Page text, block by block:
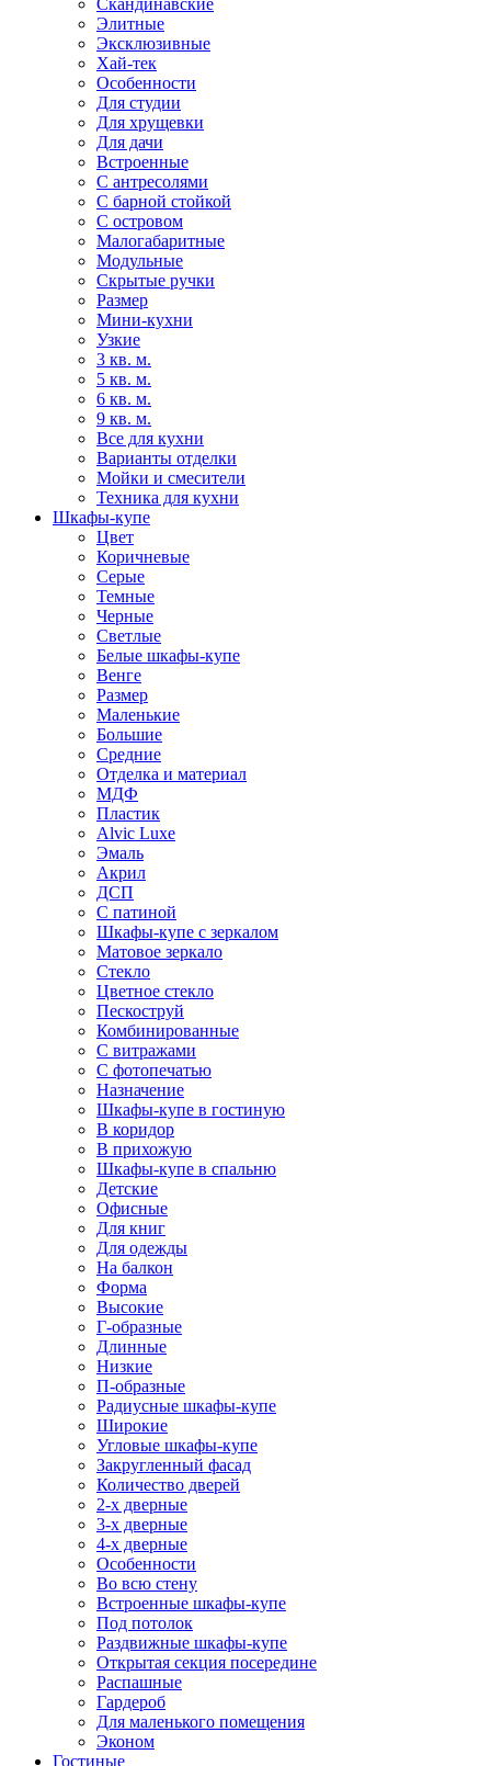
Скандинавские
Элитные
Эксклюзивные
Хай-тек
Особенности
Для студии
Для хрущевки
Для дачи
Встроенные
С антресолями
С барной стойкой
С островом
Малогабаритные
Модульные
Скрытые ручки
Размер
Мини-кухни
Узкие
3 кв. м.
5 кв. м.
6 кв. м.
9 кв. м.
Все для кухни
Варианты отделки
Мойки и смесители
Техника для кухни
Шкафы-купе
Цвет
Коричневые
Серые
Темные
Черные
Светлые
Белые шкафы-купе
Венге
Размер
Маленькие
Большие
Средние
Отделка и материал
МДФ
Пластик
Alvic Luxe
Эмаль
Акрил
ДСП
С патиной
Шкафы-купе с зеркалом
Матовое зеркало
Стекло
Цветное стекло
Пескоструй
Комбинированные
С витражами
С фотопечатью
Назначение
Шкафы-купе в гостиную
В коридор
В прихожую
Шкафы-купе в спальню
Детские
Офисные
Для книг
Для одежды
На балкон
Форма
Высокие
Г-образные
Длинные
Низкие
П-образные
Радиусные шкафы-купе
Широкие
Угловые шкафы-купе
Закругленный фасад
Количество дверей
2-х дверные
3-х дверные
4-х дверные
Особенности
Во всю стену
Встроенные шкафы-купе
Под потолок
Раздвижные шкафы-купе
Открытая секция посередине
Распашные
Гардероб
Для маленького помещения
Эконом
Гостиные